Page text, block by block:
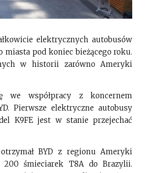
elektrycznych autobusów
miasta pod koniec bieżącego roku.
w historii zarówno Ameryki
we współpracy z koncernem
Pierwsze elektryczne autobusy
K9FE jest w stanie przejechać
BYD z regionu Ameryki
200 śmieciarek T8A do Brazylii.